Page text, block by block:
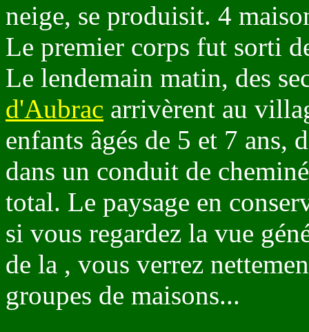
neige, se produisit. 4
Le premier corps fut sorti
Le lendemain matin, des
d'Aubrac arrivèrent au
enfants âgés de 5 et 7 ans,
dans un conduit de
total. Le paysage en
si vous regardez la vue
de la , vous verrez
groupes de maisons...